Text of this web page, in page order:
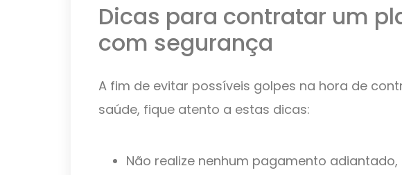
Dicas para contratar um
com segurança
A fim de evitar possíveis golpes na hora de
saúde, fique atento a estas dicas:
Não realize nenhum pagamento